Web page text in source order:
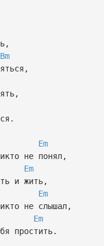
Bm
Em
не понял,
Em
и жить,
Em
не слышал,
Em
простить.